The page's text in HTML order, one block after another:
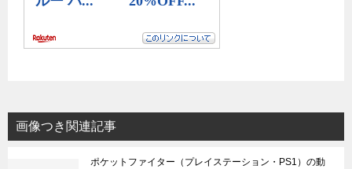
画像つき関連記事
ポケットファイター（プレイステーション・PS1）の動